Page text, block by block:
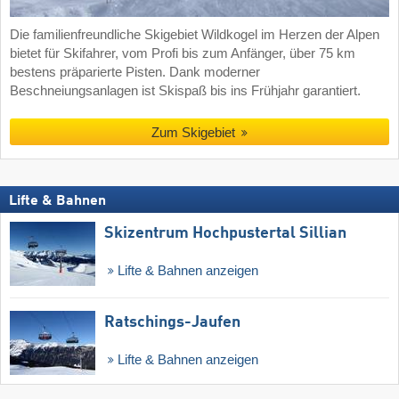
Die familienfreundliche Skigebiet Wildkogel im Herzen der Alpen
bietet für Skifahrer, vom Profi bis zum Anfänger, über 75 km
bestens präparierte Pisten. Dank moderner
Beschneiungsanlagen ist Skispaß bis ins Frühjahr garantiert.
Zum Skigebiet
Lifte & Bahnen
Skizentrum Hochpustertal Sillian
Lifte & Bahnen anzeigen
Ratschings-Jaufen
Lifte & Bahnen anzeigen